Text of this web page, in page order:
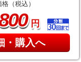
格（税込）
円
・購入へ